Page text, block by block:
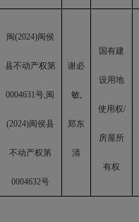
闽(2024)闽侯
县不动产权第
0004631号,闽
(2024)闽侯县
不动产权第
0004632号
谢必
敏,
郑东
清
国有建
设用地
使用权/
房屋所
有权